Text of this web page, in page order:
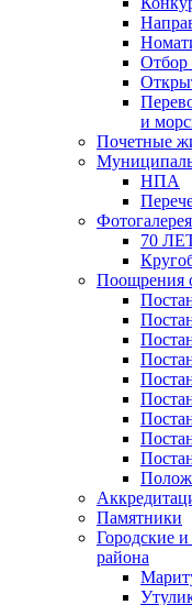
Отбор
и
Почетные
НПА
Фотогалерея
70
Поощрения
Памятники
Городские
района